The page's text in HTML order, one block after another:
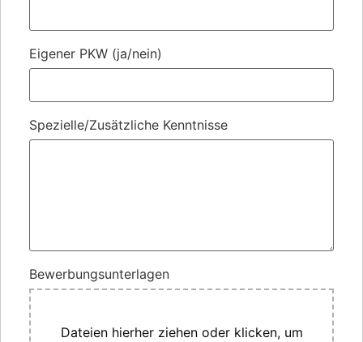
Eigener PKW (ja/nein)
Spezielle/Zusätzliche Kenntnisse
Bewerbungsunterlagen
Dateien hierher ziehen oder klicken, um